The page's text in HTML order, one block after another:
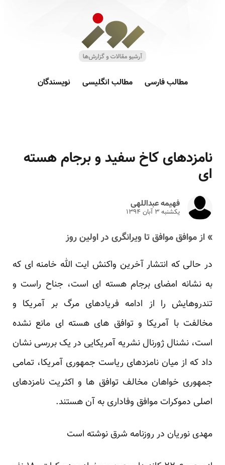
مطالب فارسی مطالب انگلیسی نویسندگان
نامزدهای کاخ سفید و برجام هسته
ای
فهیمه عبداللهی
یکشنبه ۳ آبان ۱۳۹۴
» از موافق موافق تا ویرانگری در اولین روز
در حالی که انتشار آخرین واکنش ایت الله خامنه ای که
به نشانه امضای برجام هسته ای است، جناح راست و
تندروهایش را از ادامه فریادهای مرگ بر آمریکا و
مخالفت با آمریکا و توافق های هسته ای مانع نشده
است، نشنال ژورنال نشریه آمریکایی در یک بررسی نشان
داد که از میان نامزدهای ریاست جمهوری آمریکا، تمامی
جمهوری خواهان مخالف توافق ها و اکثریت نامزدهای
اصلی دموکرات موافق وفاداری به آن هستند.
مهدی نوریان در روزنامه شرق نوشته است